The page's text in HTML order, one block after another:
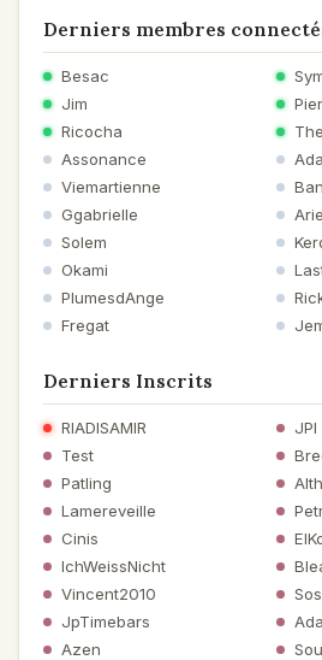
Derniers membres
Besac
Jim
Ricocha
Assonance
Viemartienne
Ggabrielle
Solem
Okami
PlumesdAnge
Fregat
Derniers Inscrits
RIADISAMIR
JPI
Test
Patling
Lamereveille
Cinis
IchWeissNicht
Vincent2010
JpTimebars
Azen